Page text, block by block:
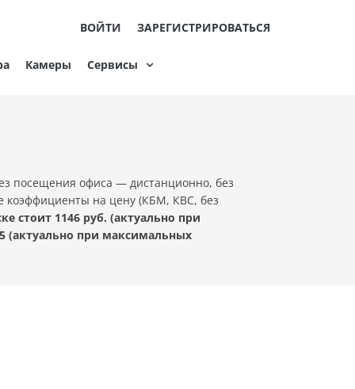
ВОЙТИ ЗАРЕГИСТРИРОВАТЬСЯ
Камеры Сервисы
посещения офиса — дистанционно, без
коэффициенты на цену (КБМ, КВС, без
стоит 1146 руб. (актуально при
(актуально при максимальных